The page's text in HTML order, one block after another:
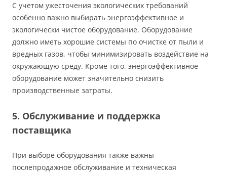
С учетом ужесточения экологических требований
особенно важно выбирать энергоэффективное и
экологически чистое оборудование. Оборудование
должно иметь хорошие системы по очистке от пыли и
вредных газов, чтобы минимизировать воздействие на
окружающую среду. Кроме того, энергоэффективное
оборудование может значительно снизить
производственные затраты.
5. Обслуживание и поддержка
поставщика
При выборе оборудования также важны
послепродажное обслуживание и техническая